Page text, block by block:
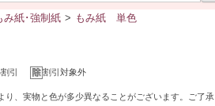
み紙･強制紙 > もみ紙 単色
引
割引対象外
、実物と色が多少異なることがございます。ご了承